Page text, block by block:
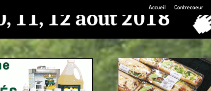
Accueil Contrecoeur